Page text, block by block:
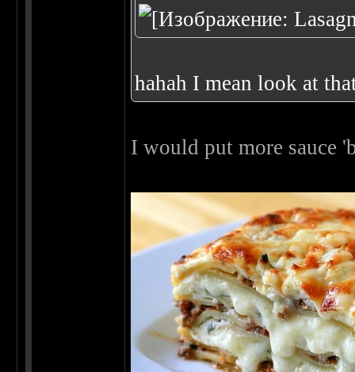
hahah I mean look at
I would put more sauce